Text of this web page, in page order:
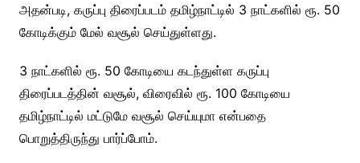
அதன்படி, கருப்பு திரைப்படம் தமிழ்நாட்டில் 3 நாட்களில் ரூ. 50
கோடிக்கும் மேல் வசூல் செய்துள்ளது.
3 நாட்களில் ரூ. 50 கோடியை கடந்துள்ள கருப்பு
திரைப்படத்தின் வசூல், விரைவில் ரூ. 100 கோடியை
தமிழ்நாட்டில் மட்டுமே வசூல் செய்யுமா என்பதை
பொறுத்திருந்து பார்ப்போம்.